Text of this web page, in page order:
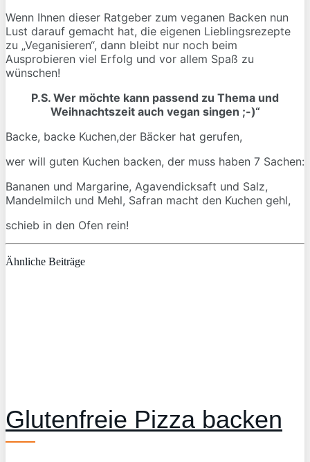
Wenn Ihnen dieser Ratgeber zum veganen Backen nun
Lust darauf gemacht hat, die eigenen Lieblingsrezepte
zu „Veganisieren“, dann bleibt nur noch beim
Ausprobieren viel Erfolg und vor allem Spaß zu
wünschen!
P.S. Wer möchte kann passend zu Thema und
Weihnachtszeit auch vegan singen ;-)“
Backe, backe Kuchen,der Bäcker hat gerufen,
wer will guten Kuchen backen, der muss haben 7 Sachen:
Bananen und Margarine, Agavendicksaft und Salz,
Mandelmilch und Mehl, Safran macht den Kuchen gehl,
schieb in den Ofen rein!
Ähnliche Beiträge
Glutenfreie Pizza backen